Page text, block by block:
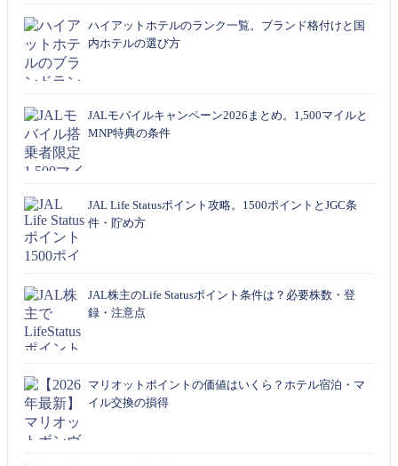
ハイアットホテルのランク一覧。ブランド格付けと国
内ホテルの選び方
JALモバイルキャンペーン2026まとめ。1,500マイルと
MNP特典の条件
JAL Life Statusポイント攻略。1500ポイントとJGC条
件・貯め方
JAL株主のLife Statusポイント条件は？必要株数・登
録・注意点
マリオットポイントの価値はいくら？ホテル宿泊・マ
イル交換の損得